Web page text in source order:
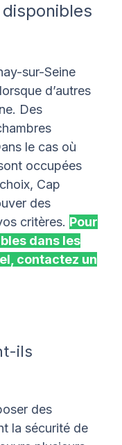
sur-Seine
d’autres
Des
le cas où
occupées
Cap
des
critères. Pour
dans les
contactez un
ils
des
la sécurité de